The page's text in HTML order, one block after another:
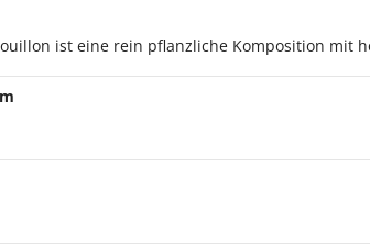
ist eine rein pflanzliche Komposition mit